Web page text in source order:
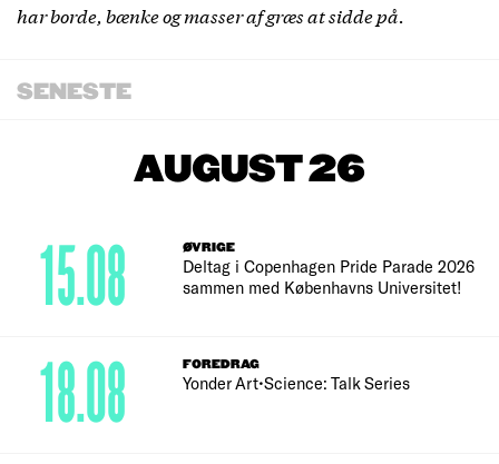
har borde, bænke og masser af græs at sidde på.
SENESTE
AUGUST 26
ØVRIGE
Deltag i Copenhagen Pride Parade 2026
sammen med Københavns Universitet!
15.08
FOREDRAG
Yonder Art•Science: Talk Series
18.08